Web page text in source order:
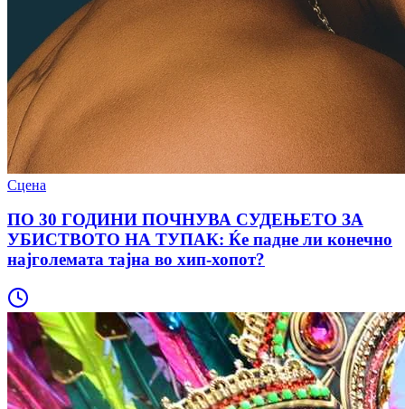
Сцена
ПО 30 ГОДИНИ ПОЧНУВА СУДЕЊЕТО ЗА
УБИСТВОТО НА ТУПАК: Ќе падне ли конечно
најголемата тајна во хип-хопот?